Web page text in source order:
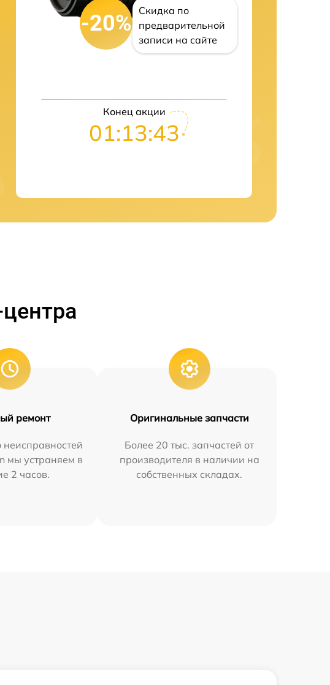
-20%
Скидка по
предварительной
записи на сайте
Конец акции
01:13:42
ремонт
мы устраняем в
2 часов.
Оригинальные запчасти
Более 20 тыс. запчастей от
производителя в наличии на
собственных складах.